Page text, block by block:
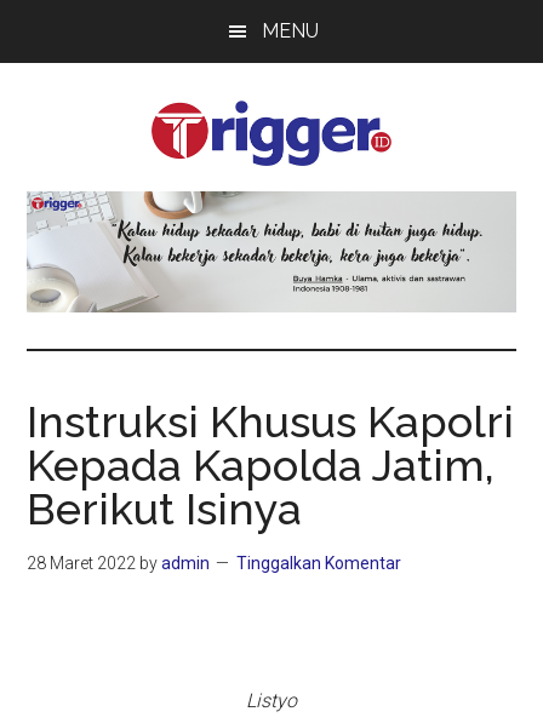
MENU
Trigger
Terkini
Instruksi Khusus Kapolri
Kepada Kapolda Jatim,
Berikut Isinya
28 Maret 2022 byadmin Tinggalkan Komentar
Listyo